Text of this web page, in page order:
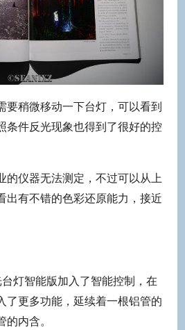
要稍微移动一下台灯，可以看到
条件反光现象也得到了很好的控
的仪器无法测定，不过可以从上
出有不错的色彩还原能力，接近
灯智能版加入了智能控制，在
了更多功能，延续着一根铝管的
内含。